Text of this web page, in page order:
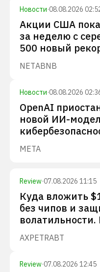
Новости·08.08.2026
Акции США
за неделю с
500 новый
NETABNB
Новости·08.08.2026
OpenAI
новой ИИ-
META
Review·07.08.2026 11:15
Куда вложить
без чипов и
AXPETRABT
Review·07.08.2026 12:45